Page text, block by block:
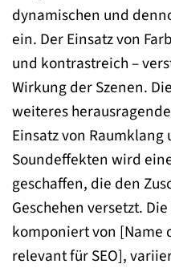
dynamischen und
ein. Der Einsatz von
und kontrastreich –
Wirkung der Szenen.
weiteres
Einsatz von Raumklang
Soundeffekten wird
geschaffen, die den
Geschehen versetzt.
komponiert von [Name
relevant für SEO],